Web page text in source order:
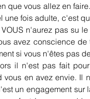
que vous allez en
une fois adulte, c'est
n'aurez pas su
avez conscience
si vous n'êtes pas
il n'est pas fait
vous en avez envie.
un engagement sur